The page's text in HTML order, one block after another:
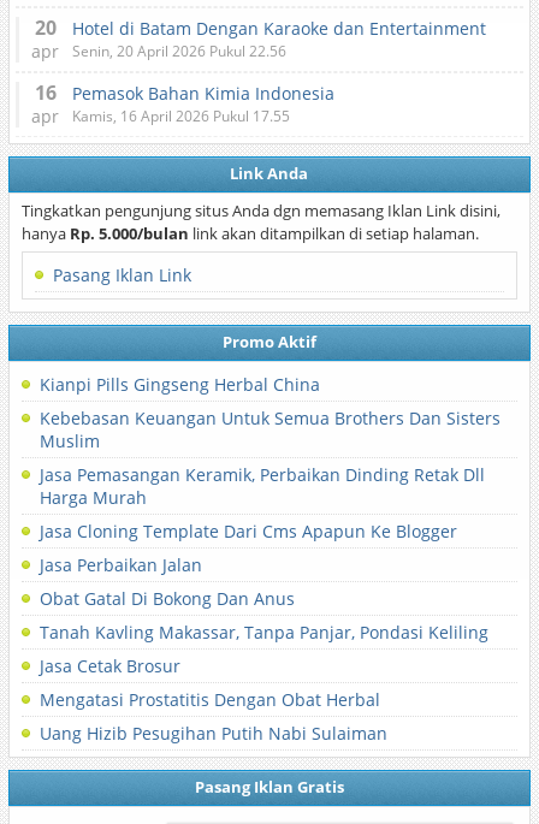
20
apr
Hotel di Batam Dengan Karaoke dan Entertainment
Senin, 20 April 2026 Pukul 22.56
16
apr
Pemasok Bahan Kimia Indonesia
Kamis, 16 April 2026 Pukul 17.55
Link Anda
Tingkatkan pengunjung situs Anda dgn memasang Iklan Link disini,
hanya Rp. 5.000/bulan link akan ditampilkan di setiap halaman.
Pasang Iklan Link
Promo Aktif
Kianpi Pills Gingseng Herbal China
Kebebasan Keuangan Untuk Semua Brothers Dan Sisters
Muslim
Jasa Pemasangan Keramik, Perbaikan Dinding Retak Dll
Harga Murah
Jasa Cloning Template Dari Cms Apapun Ke Blogger
Jasa Perbaikan Jalan
Obat Gatal Di Bokong Dan Anus
Tanah Kavling Makassar, Tanpa Panjar, Pondasi Keliling
Jasa Cetak Brosur
Mengatasi Prostatitis Dengan Obat Herbal
Uang Hizib Pesugihan Putih Nabi Sulaiman
Pasang Iklan Gratis